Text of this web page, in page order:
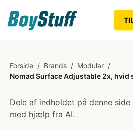
Forside / Brands / Modular /
Nomad Surface Adjustable 2x,
Dele af indholdet på denne
med hjælp fra AI.